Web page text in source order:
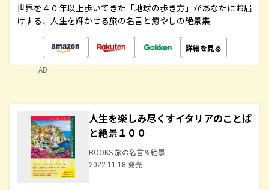
世界を４０年以上歩いてきた「地球の歩き方」があなたにお届
けする、人生を輝かせる旅の名言と癒やしの絶景集
詳細を見る
AD
人生を楽しみ尽くすイタリアのことば
と絶景１００
BOOKS 旅の名言＆絶景
2022.11.18 発売